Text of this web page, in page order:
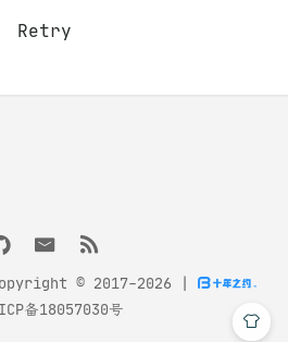
Retry
© 2017-2026
备18057030号